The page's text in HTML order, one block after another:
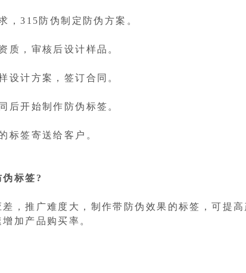
，315防伪制定防伪方案。
质，审核后设计样品。
设计方案，签订合同。
后开始制作防伪标签。
标签寄送给客户。
标签?
，推广难度大，制作带防伪效果的标签，可提
加产品购买率。